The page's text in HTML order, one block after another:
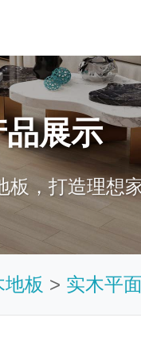
品展示
板，打造理想
地板 > 实木平